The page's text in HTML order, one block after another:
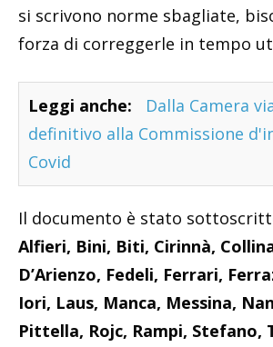
si scrivono norme sbagliate,
forza di correggerle in tempo
Leggi anche:
Dalla Camera
definitivo alla Commissione
Covid
Il documento è stato
Alfieri, Bini, Biti, Cirinnà,
D’Arienzo, Fedeli, Ferrari,
Iori, Laus, Manca, Messina,
Pittella, Rojc, Rampi, Stefano,